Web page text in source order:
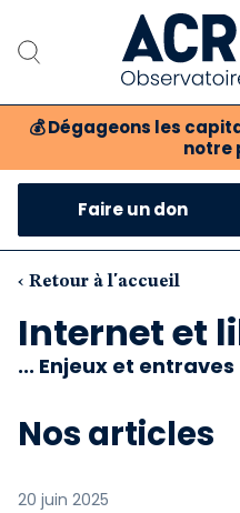
💰 Dégageons les
notre
Notre
Notre
Nos
Faire un don
‹ Retour à l'accueil
Internet et
... Enjeux et entraves
Nos articles
20 juin 2025